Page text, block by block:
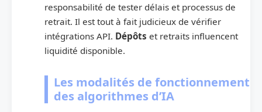
responsabilité de tester délais et processus de
retrait. Il est tout à fait judicieux de vérifier
intégrations API. Dépôts et retraits influencent
liquidité disponible.
Les modalités de fonctionnement
des algorithmes d’IA